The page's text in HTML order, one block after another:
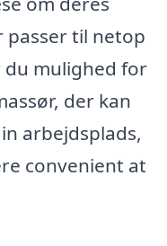
passer til netop
du mulighed for
der kan
arbejdsplads,
convenient at